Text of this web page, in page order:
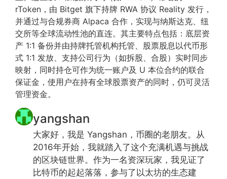
rToken，由 Bitget 旗下持牌 RWA 协议 Reality 发行，
并通过与合规券商 Alpaca 合作，实现与纳斯达克、纽
交所等全球流动性池的直连。其主要特点包括：底层资
产 1:1 备份并由持牌托管机构托管、股票股息以代币形
式 1:1 发放、支持公司行为（如拆股、合股）实时同步
映射，同时持仓可作为统一账户及 U 本位合约的联合
保证金，使用户在持有全球股票资产的同时，仍可灵活
管理资金。
yangshan
大家好，我是 Yangshan，币圈的老朋友。从
2016年开始，我就踏入了这个充满机遇与挑战
的区块链世界。作为一名资深玩家，我见证了
比特币的起起落落，参与了以太坊的生态建